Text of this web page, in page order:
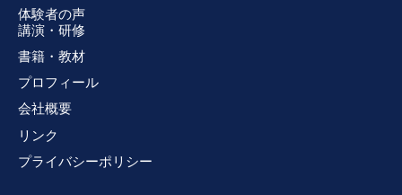
体験者の声
講演・研修
書籍・教材
プロフィール
会社概要
リンク
プライバシーポリシー